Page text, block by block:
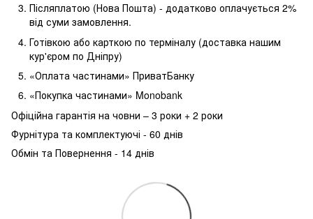
Післяплатою (Нова Пошта) - додатково оплачується 2%
від суми замовлення.
Готівкою або карткою по терміналу (доставка нашим
кур'єром по Дніпру)
«Оплата частинами» ПриватБанку
«Покупка частинами» Monobank
Офіційна гарантія на човни – 3 роки + 2 роки
Фурнітура та комплектуючі - 60 днів
Обмін та Повернення - 14 днів